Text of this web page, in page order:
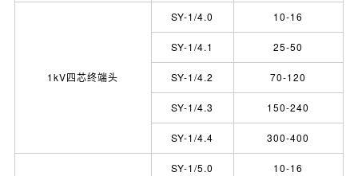
1kV四芯终端头
SY-1/4.0 10-16
SY-1/4.1 25-50
SY-1/4.2 70-120
SY-1/4.3 150-240
SY-1/4.4 300-400
SY-1/5.0 10-16